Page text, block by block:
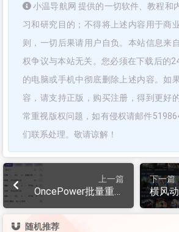
小温导航网 提供的一切软件、教程和
习和研究目的；不得将上述内容用于商
则，一切后果请用户自负。本站信息来
权争议与本站无关。您必须在下载后的
的电脑或手机中彻底删除上述内容。如
容，请支持正版，购买注册，得到更好
常重视版权问题，如有侵权请邮件
们联系处理。敬请谅解！
上一篇
OncePower批量重命
下一篇
横风
看高
随机推荐